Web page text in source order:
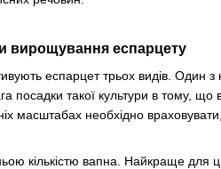
вирощування еспарцету
еспарцет трьох видів. Один з
посадки такої культури в тому,
масштабах необхідно
кількістю вапна. Найкраще для